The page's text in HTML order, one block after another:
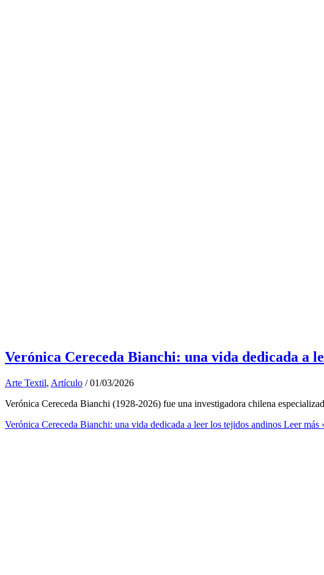
Verónica Cereceda Bianchi: una vida dedicada a
Arte Textil, Artículo /01/03/2026
Verónica Cereceda Bianchi (1928-2026) fue una investigadora chilena
Verónica Cereceda Bianchi: una vida dedicada a leer los tejidos andinos Leer más